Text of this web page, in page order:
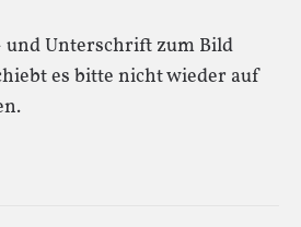
und Unterschrift zum Bild
es bitte nicht wieder auf